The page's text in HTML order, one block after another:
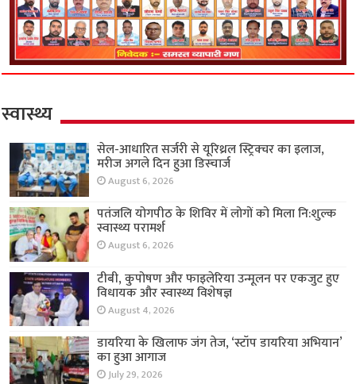
स्वास्थ्य
सेल-आधारित सर्जरी से यूरिथ्रल स्ट्रिक्चर का इलाज,
मरीज अगले दिन हुआ डिस्चार्ज
August 6, 2026
पतंजलि योगपीठ के शिविर में लोगों को मिला नि:शुल्क
स्वास्थ्य परामर्श
August 6, 2026
टीबी, कुपोषण और फाइलेरिया उन्मूलन पर एकजुट हुए
विधायक और स्वास्थ्य विशेषज्ञ
August 4, 2026
डायरिया के खिलाफ जंग तेज, ‘स्टॉप डायरिया अभियान’
का हुआ आगाज
July 29, 2026